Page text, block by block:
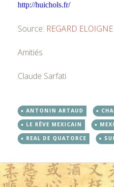
http://huichols.fr/
Source: REGARD ELOIGNE
Amitiés
Claude Sarfati
ANTONIN ARTAUD
LE RÊVE MEXICAIN
REAL DE QUATORCE